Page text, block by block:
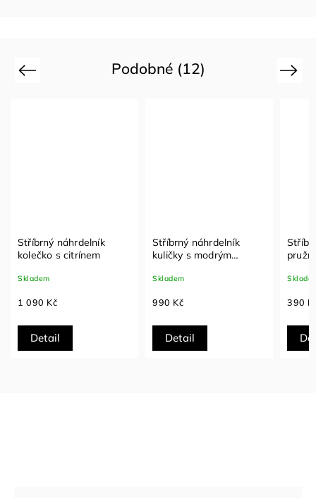
Podobné (12)
Previous
Stříbrný náhrdelník
kuličky s modrým
Skladem
990 Kč
Detail
Stříbrný náhrdelník s
pružnou šnůrkou a
zirkonem
Skladem
390 Kč
Detail
1
Next